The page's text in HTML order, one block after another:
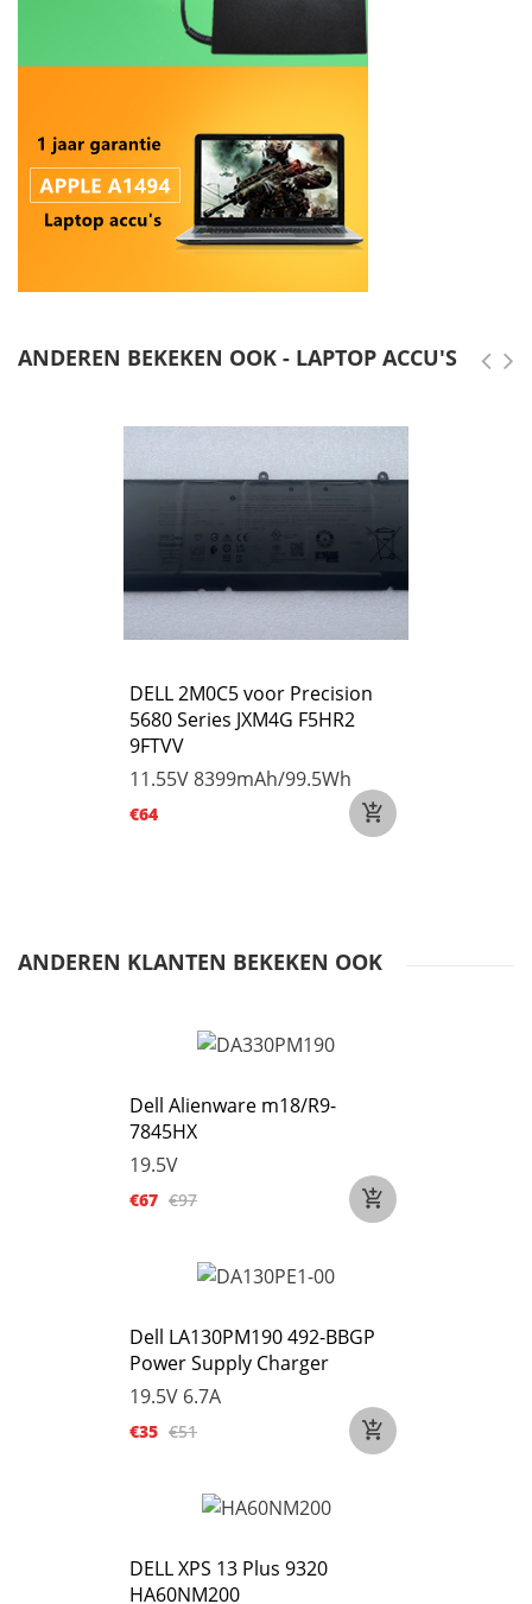
ANDEREN BEKEKEN OOK - LAPTOP ACCU'S
DELL 2M0C5 voor Precision
5680 Series JXM4G F5HR2
9FTVV
11.55V8399mAh/99.5Wh
€64
ANDEREN KLANTEN BEKEKEN OOK
Dell Alienware m18/R9-
7845HX
19.5V
€67 €97
Dell LA130PM190 492-BBGP
Power Supply Charger
19.5V 6.7A
€35 €51
DELL XPS 13 Plus 9320
HA60NM200